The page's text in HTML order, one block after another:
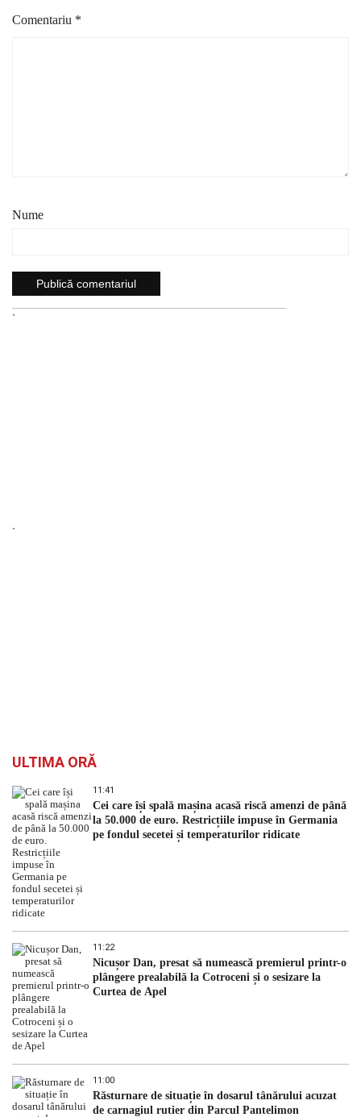
Comentariu *
Nume
`
`
ULTIMA ORĂ
11:41
Cei care își spală mașina acasă riscă amenzi de până
la 50.000 de euro. Restricțiile impuse în Germania
pe fondul secetei și temperaturilor ridicate
11:22
Nicușor Dan, presat să numească premierul printr-o
plângere prealabilă la Cotroceni și o sesizare la
Curtea de Apel
11:00
Răsturnare de situație în dosarul tânărului acuzat
de carnagiul rutier din Parcul Pantelimon